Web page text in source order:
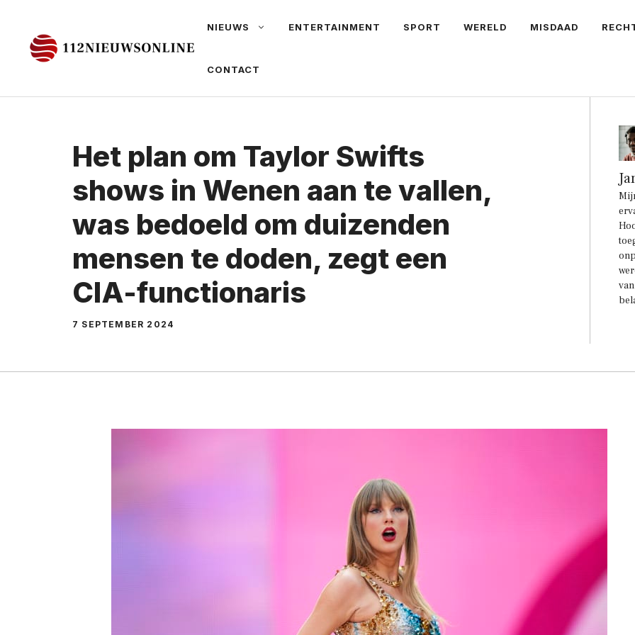
NIEUWS ENTERTAINMENT SPORT WERELD MISDAAD
CONTACT
Het plan om Taylor Swifts
shows in Wenen aan te vallen,
was bedoeld om duizenden
mensen te doden, zegt een
CIA-functionaris
7 SEPTEMBER 2024